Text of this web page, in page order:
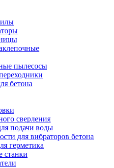
пылесосы
бетона
сверления
подачи воды
для вибраторов бетона
герметика
станки